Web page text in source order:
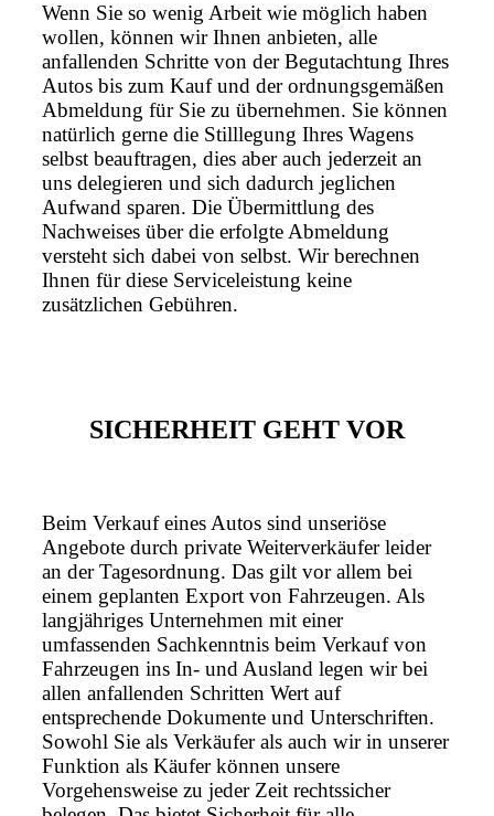
Wenn Sie so wenig Arbeit wie möglich haben
wollen, können wir Ihnen anbieten, alle
anfallenden Schritte von der Begutachtung Ihres
Autos bis zum Kauf und der ordnungsgemäßen
Abmeldung für Sie zu übernehmen. Sie können
natürlich gerne die Stilllegung Ihres Wagens
selbst beauftragen, dies aber auch jederzeit an
uns delegieren und sich dadurch jeglichen
Aufwand sparen. Die Übermittlung des
Nachweises über die erfolgte Abmeldung
versteht sich dabei von selbst. Wir berechnen
Ihnen für diese Serviceleistung keine
zusätzlichen Gebühren.
SICHERHEIT GEHT VOR
Beim Verkauf eines Autos sind unseriöse
Angebote durch private Weiterverkäufer leider
an der Tagesordnung. Das gilt vor allem bei
einem geplanten Export von Fahrzeugen. Als
langjähriges Unternehmen mit einer
umfassenden Sachkenntnis beim Verkauf von
Fahrzeugen ins In- und Ausland legen wir bei
allen anfallenden Schritten Wert auf
entsprechende Dokumente und Unterschriften.
Sowohl Sie als Verkäufer als auch wir in unserer
Funktion als Käufer können unsere
Vorgehensweise zu jeder Zeit rechtssicher